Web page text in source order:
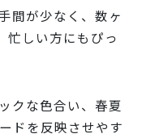
間が少なく、数ヶ
忙しい方にもぴっ
クな色合い、春夏
ドを反映させやす